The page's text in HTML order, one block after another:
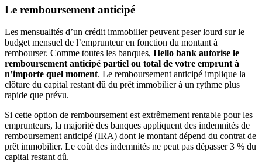
Le remboursement anticipé
Les mensualités d’un crédit immobilier peuvent peser lourd sur le
budget mensuel de l’emprunteur en fonction du montant à
rembourser. Comme toutes les banques, Hello bank autorise le
remboursement anticipé partiel ou total de votre emprunt à
n’importe quel moment. Le remboursement anticipé implique la
clôture du capital restant dû du prêt immobilier à un rythme plus
rapide que prévu.
Si cette option de remboursement est extrêmement rentable pour les
emprunteurs, la majorité des banques appliquent des indemnités de
remboursement anticipé (IRA) dont le montant dépend du contrat de
prêt immobilier. Le coût des indemnités ne peut pas dépasser 3 % du
capital restant dû.